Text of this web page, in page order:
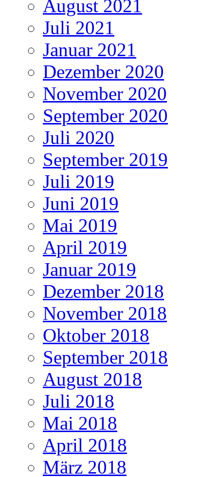
August 2021
Juli 2021
Januar 2021
Dezember 2020
November 2020
September 2020
Juli 2020
September 2019
Juli 2019
Juni 2019
Mai 2019
April 2019
Januar 2019
Dezember 2018
November 2018
Oktober 2018
September 2018
August 2018
Juli 2018
Mai 2018
April 2018
März 2018